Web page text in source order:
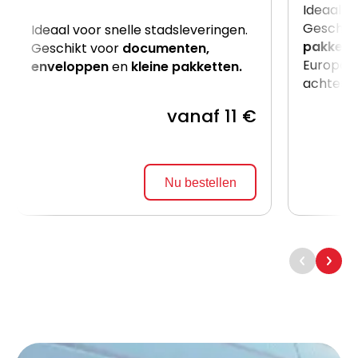
Ideaal voor snelle stadsleveringen.
Geschikt voor documenten,
enveloppenen kleine pakketten.
vanaf 11 €
Nu bestellen
Ideaal